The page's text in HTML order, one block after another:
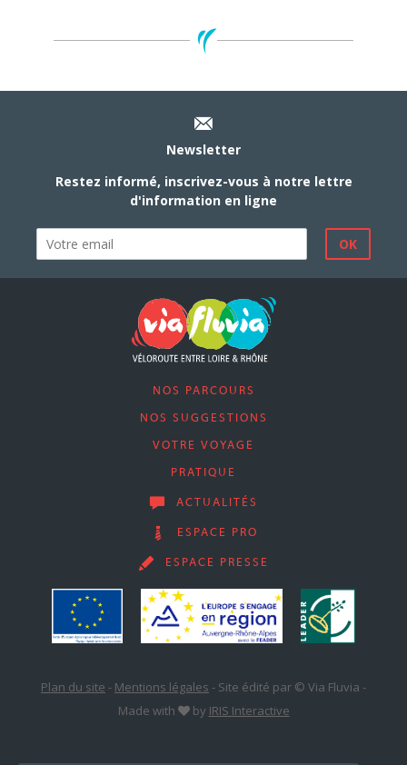
Newsletter
Restez informé, inscrivez-vous à notre lettre
d'information en ligne
NOS PARCOURS
NOS SUGGESTIONS
VOTRE VOYAGE
PRATIQUE
ACTUALITÉS
ESPACE PRO
ESPACE PRESSE
Plan du site - Mentions légales - Site édité par © Via Fluvia -
Made with
by IRIS Interactive